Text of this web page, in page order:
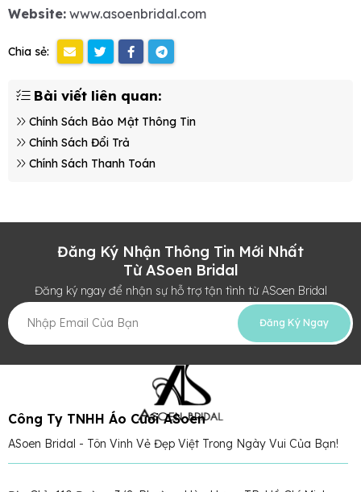
Website: www.asoenbridal.com
Chia sẻ:
Bài viết liên quan:
Chính Sách Bảo Mật Thông Tin
Chính Sách Đổi Trả
Chính Sách Thanh Toán
Đăng Ký Nhận Thông Tin Mới Nhất
Từ ASoen Bridal
Đăng ký ngay để nhận sự hỗ trợ tận tình từ ASoen Bridal
Đăng Ký Ngay
Công Ty TNHH Áo Cưới ASoen
ASoen Bridal - Tôn Vinh Vẻ Đẹp Việt Trong Ngày Vui Của Bạn!